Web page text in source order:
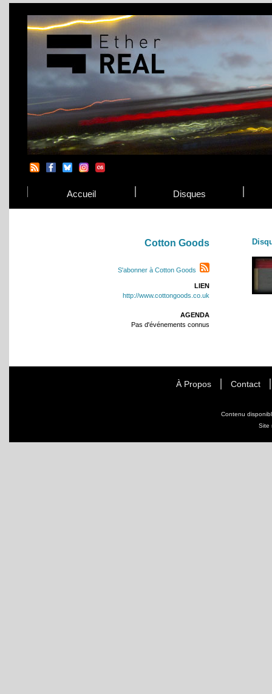
Accueil Disques
Cotton Goods
S'abonner à Cotton Goods
LIEN
http://www.cottongoods.co.uk
AGENDA
Pas d'événements connus
À Propos Contact
Contenu
Site